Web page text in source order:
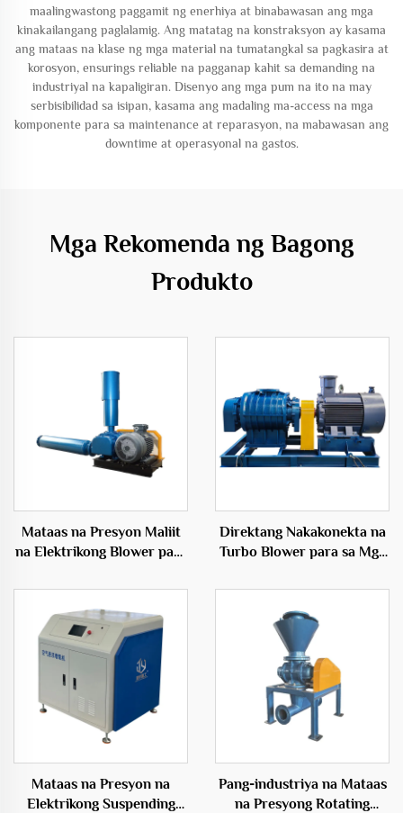
maalingwastong paggamit ng enerhiya at binabawasan ang mga
kinakailangang paglalamig. Ang matatag na konstraksyon ay kasama
ang mataas na klase ng mga material na tumatangkal sa pagkasira at
korosyon, ensurings reliable na pagganap kahit sa demanding na
industriyal na kapaligiran. Disenyo ang mga pum na ito na may
serbisibilidad sa isipan, kasama ang madaling ma-access na mga
komponente para sa maintenance at reparasyon, na mabawasan ang
downtime at operasyonal na gastos.
Mga Rekomenda ng Bagong
Produkto
Mataas na Presyon Maliit
na Elektrikong Blower para
Aquaculture na may
Tatlong-siblon na Root
Blower
Direktang Nakakonekta na
Turbo Blower para sa Mga
Bultong Elektrikong Blower
Mataas na Presyon na
Elektrikong Suspending
Pang-industriya na Mataas
na Presyong Rotating